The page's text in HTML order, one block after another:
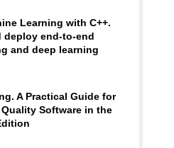
Learning with C++.
deploy end-to-end
and deep learning
A Practical Guide for
Software in the